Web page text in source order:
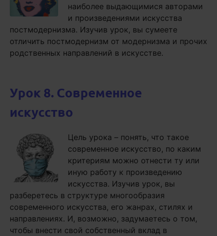
наиболее выдающимися авторами
и произведениями искусства
постмодернизма. Изучив урок, вы сумеете
отличить постмодернизм от модернизма и прочих
родственных направлений в искусстве.
Урок 8. Современное
искусство
Цель урока – понять, что такое
современное искусство, по каким
критериям можно отнести ту или
иную работу к произведению
искусства. Изучив урок, вы
разберетесь в структуре многообразия
современного искусства, его жанрах, стилях и
направлениях. И, возможно, задумаетесь о том,
чтобы внести свой собственный вклад в